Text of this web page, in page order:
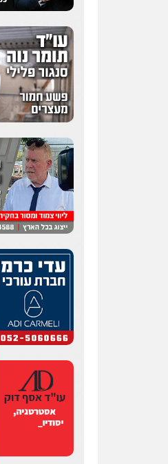
שחר
פלילי
לענייני
עו"ד
פלילי
עורכי
עו"ד
פלילי